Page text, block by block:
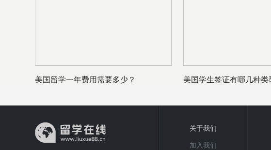
美国留学一年费用需要多少？ 美国学生签证有哪几种类
关于我们
加入我们